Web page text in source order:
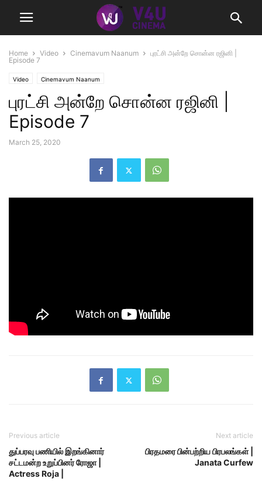
Home Video Cinemavum Naanum
புரட்சி அன்றே சொன்ன ரஜினி |
Episode 7
Video Cinemavum Naanum
புரட்சி அன்றே சொன்ன ரஜினி |
Episode 7
March 25, 2020
Previous article
துப்பரவு பணியில் இறங்கினார்
சட்டமன்ற உறுப்பினர் ரோஜா |
Actress Roja |
Next article
பிரதமரை பின்பற்றிய பிரபலங்கள் |
Janata Curfew